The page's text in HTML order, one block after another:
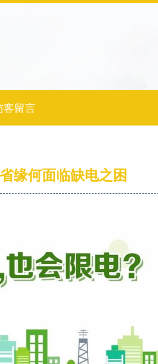
客留言
缘何面临缺电之困